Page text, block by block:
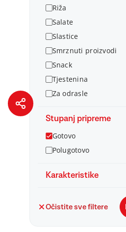
Riža
Salate
Slastice
Smrznuti proizvodi
Snack
Tjestenina
Za odrasle
Stupanj pripreme
Gotovo
Polugotovo
Karakteristike
Očistite sve filtere